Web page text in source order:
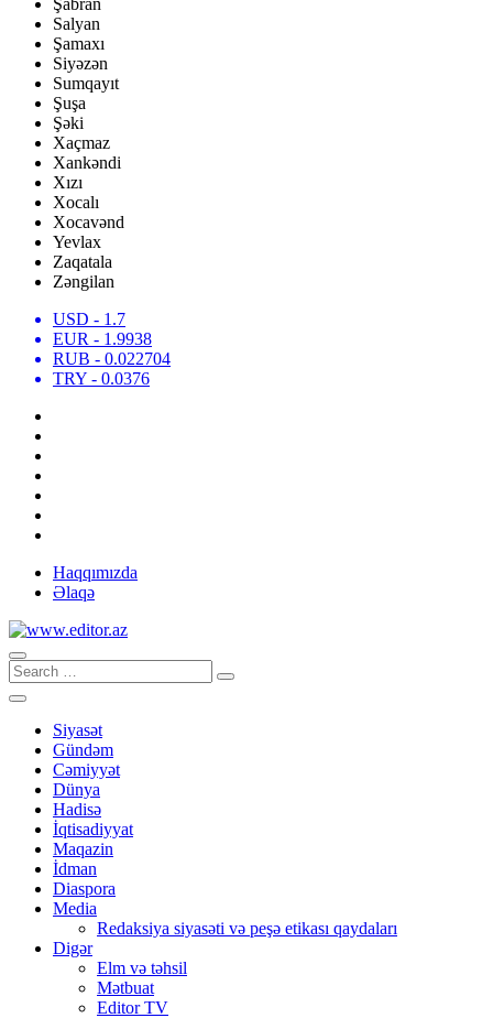
Şabran
Salyan
Şamaxı
Siyəzən
Sumqayıt
Şuşa
Şəki
Xaçmaz
Xankəndi
Xızı
Xocalı
Xocavənd
Yevlax
Zaqatala
Zəngilan
USD - 1.7
EUR - 1.9938
RUB - 0.022704
TRY - 0.0376
Haqqımızda
Əlaqə
Siyasət
Gündəm
Cəmiyyət
Dünya
Hadisə
İqtisadiyyat
Maqazin
İdman
Diaspora
Media
Redaksiya siyasəti və peşə etikası qaydaları
Digər
Elm və təhsil
Mətbuat
Editor TV